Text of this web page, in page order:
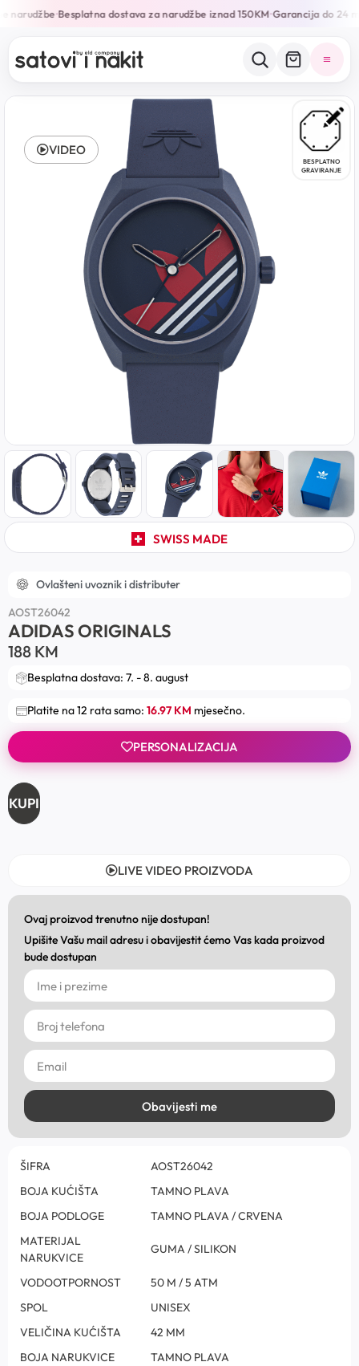
narudžbe•Besplatna dostava za narudžbe iznad 150KM•Garancija do 24
BESPLATNO
GRAVIRANJE
SWISS MADE
VIDEO
Ovlašteni uvoznik i distributer
AOST26042
ADIDAS ORIGINALS
188 KM
Besplatna dostava: 7. - 8. august
Platite na 12 rata samo: 16.97 KM mjesečno.
PERSONALIZACIJA
KUPI
LIVE VIDEO PROIZVODA
Ovaj proizvod trenutno nije dostupan!
Upišite Vašu mail adresu i obavijestit ćemo Vas kada proizvod
bude dostupan
Obavijesti me
ŠIFRA
AOST26042
BOJA KUĆIŠTA
TAMNO PLAVA
BOJA PODLOGE
TAMNO PLAVA / CRVENA
MATERIJAL
NARUKVICE
GUMA / SILIKON
VODOOTPORNOST
50 M / 5 ATM
SPOL
UNISEX
VELIČINA KUĆIŠTA
42 MM
BOJA NARUKVICE
TAMNO PLAVA